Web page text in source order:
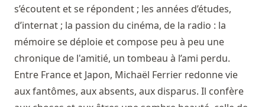
s’écoutent et se répondent ; les années d’études,
d’internat ; la passion du cinéma, de la radio : la
mémoire se déploie et compose peu à peu une
chronique de l'amitié, un tombeau à l’ami perdu.
Entre France et Japon, Michaël Ferrier redonne vie
aux fantômes, aux absents, aux disparus. Il confère